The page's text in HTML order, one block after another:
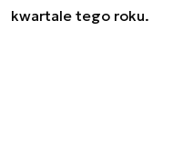
kwartale tego roku.